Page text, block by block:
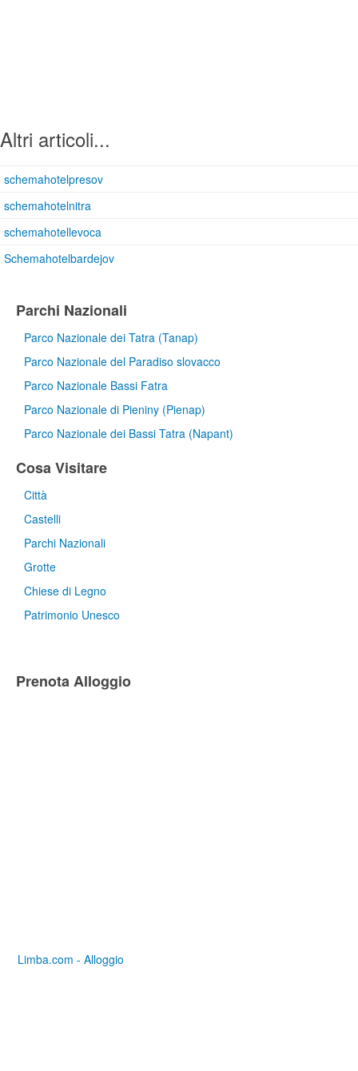
Altri articoli...
schemahotelpresov
schemahotelnitra
schemahotellevoca
Schemahotelbardejov
Parchi Nazionali
Parco Nazionale dei Tatra (Tanap)
Parco Nazionale del Paradiso slovacco
Parco Nazionale Bassi Fatra
Parco Nazionale di Pieniny (Pienap)
Parco Nazionale dei Bassi Tatra (Napant)
Cosa Visitare
Città
Castelli
Parchi Nazionali
Grotte
Chiese di Legno
Patrimonio Unesco
Prenota Alloggio
Limba.com - Alloggio